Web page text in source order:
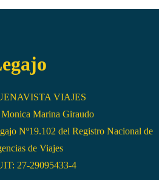
VIAJES
Monica Marina Giraudo
Nº19.102 del Registro Nacional de
de Viajes
27-29095433-4